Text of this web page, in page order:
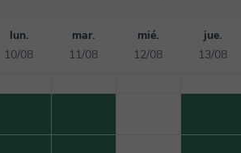
lun.
10/08
mar.
11/08
mié.
12/08
jue.
13/08